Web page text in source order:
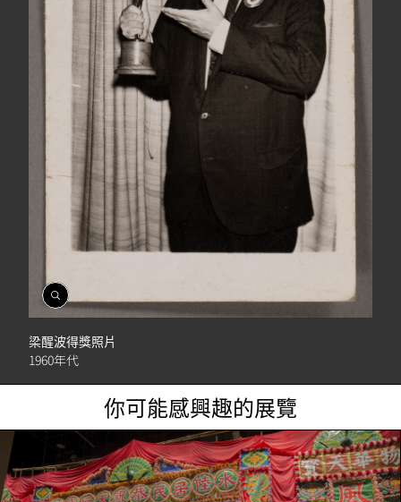
開
啟
相
簿
梁醒波得獎照片
1960年代
你可能感興趣的展覽